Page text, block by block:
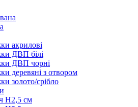
акрилові
ДВП білі
ДВП чорні
деревяні з отвором
золото/срібло
H2,5 см